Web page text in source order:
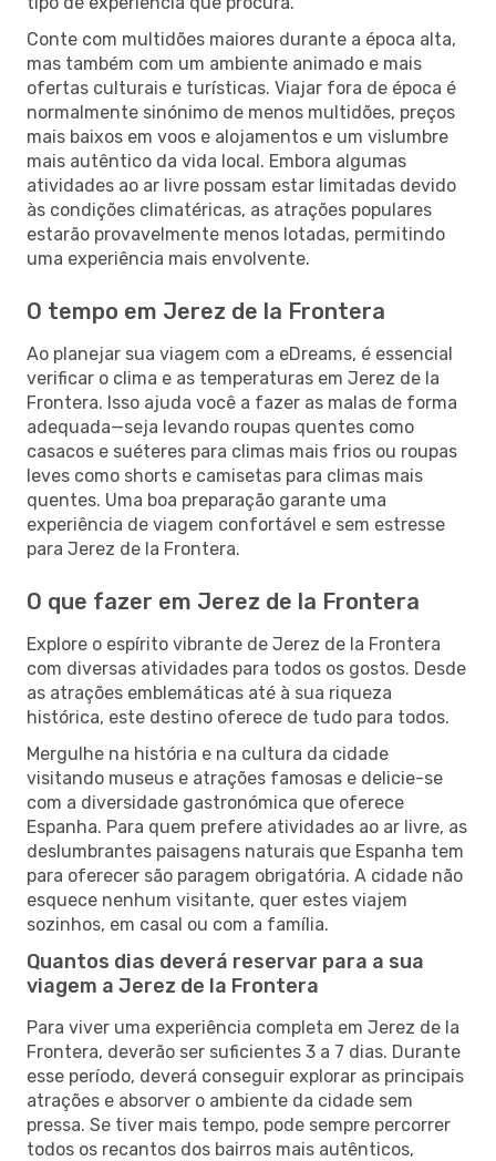
Conte com multidões maiores durante a época alta,
mas também com um ambiente animado e mais
ofertas culturais e turísticas. Viajar fora de época é
normalmente sinónimo de menos multidões, preços
mais baixos em voos e alojamentos e um vislumbre
mais autêntico da vida local. Embora algumas
atividades ao ar livre possam estar limitadas devido
às condições climatéricas, as atrações populares
estarão provavelmente menos lotadas, permitindo
uma experiência mais envolvente.
O tempo em Jerez de la Frontera
Ao planejar sua viagem com a eDreams, é essencial
verificar o clima e as temperaturas em Jerez de la
Frontera. Isso ajuda você a fazer as malas de forma
adequada—seja levando roupas quentes como
casacos e suéteres para climas mais frios ou roupas
leves como shorts e camisetas para climas mais
quentes. Uma boa preparação garante uma
experiência de viagem confortável e sem estresse
para Jerez de la Frontera.
O que fazer em Jerez de la Frontera
Explore o espírito vibrante de Jerez de la Frontera
com diversas atividades para todos os gostos. Desde
as atrações emblemáticas até à sua riqueza
histórica, este destino oferece de tudo para todos.
Mergulhe na história e na cultura da cidade
visitando museus e atrações famosas e delicie-se
com a diversidade gastronómica que oferece
Espanha. Para quem prefere atividades ao ar livre, as
deslumbrantes paisagens naturais que Espanha tem
para oferecer são paragem obrigatória. A cidade não
esquece nenhum visitante, quer estes viajem
sozinhos, em casal ou com a família.
Quantos dias deverá reservar para a sua
viagem a Jerez de la Frontera
Para viver uma experiência completa em Jerez de la
Frontera, deverão ser suficientes 3 a 7 dias. Durante
esse período, deverá conseguir explorar as principais
atrações e absorver o ambiente da cidade sem
pressa. Se tiver mais tempo, pode sempre percorrer
todos os recantos dos bairros mais autênticos,